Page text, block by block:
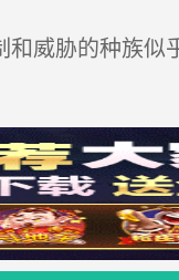
威胁的种族似